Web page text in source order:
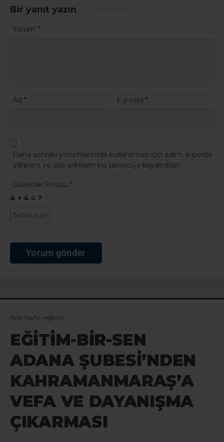
Bir yanıt yazın
Yorum *
Ad * E-posta*
Daha sonraki yorumlarımda kullanılması için adım, e-posta
adresim ve site adresim bu tarayıcıya kaydedilsin.
Güvenlik Sorusu *
4 + 4 = ?
Ana Sayfa › eğitim
EĞİTİM-BİR-SEN
ADANA ŞUBESİ’NDEN
KAHRAMANMARAŞ’A
VEFA VE DAYANIŞMA
ÇIKARMASI